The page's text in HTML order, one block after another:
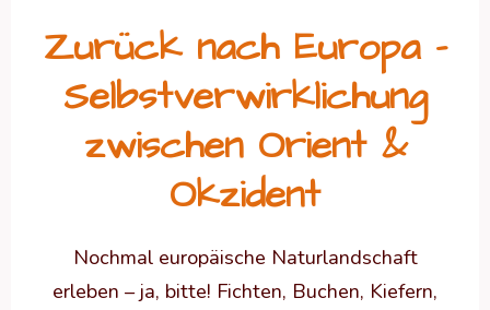
Zurück nach Europa –
Selbstverwirklichung
zwischen Orient &
Okzident
Nochmal europäische Naturlandschaft
erleben – ja, bitte! Fichten, Buchen, Kiefern,